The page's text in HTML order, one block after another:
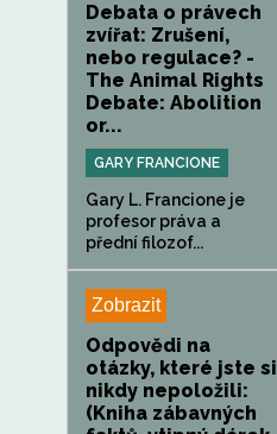
Debata o právech
zvířat: Zrušení,
nebo regulace? -
The Animal Rights
Debate: Abolition
or...
GARY FRANCIONE
Gary L. Francione je
profesor práva a
přední filozof...
Zobrazit
Odpovědi na
otázky, které jste si
nikdy nepoložili:
(Kniha zábavných